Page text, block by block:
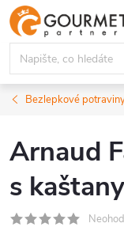
Přejít
na
obsah
Bezlepkové
Arnaud
s